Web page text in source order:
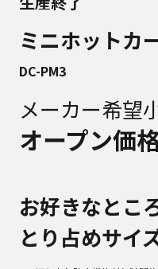
ミニホットカ
DC-PM3
メーカー希望
オープン価
お好きなとこ
とり占めサイ